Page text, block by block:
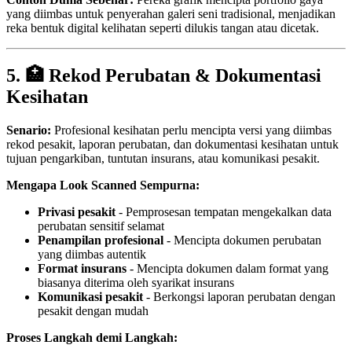
yang diimbas untuk penyerahan galeri seni tradisional, menjadikan
reka bentuk digital kelihatan seperti dilukis tangan atau dicetak.
5. 🏥 Rekod Perubatan & Dokumentasi
Kesihatan
Senario: Profesional kesihatan perlu mencipta versi yang diimbas
rekod pesakit, laporan perubatan, dan dokumentasi kesihatan untuk
tujuan pengarkiban, tuntutan insurans, atau komunikasi pesakit.
Mengapa Look Scanned Sempurna:
Privasi pesakit - Pemprosesan tempatan mengekalkan data
perubatan sensitif selamat
Penampilan profesional - Mencipta dokumen perubatan
yang diimbas autentik
Format insurans - Mencipta dokumen dalam format yang
biasanya diterima oleh syarikat insurans
Komunikasi pesakit - Berkongsi laporan perubatan dengan
pesakit dengan mudah
Proses Langkah demi Langkah: